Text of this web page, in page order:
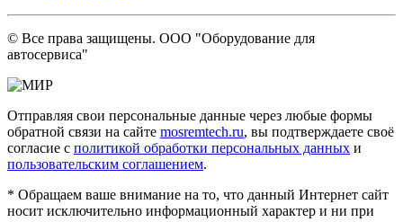
© Все права защищены. ООО "Оборудование для
автосервиса"
Отправляя свои персональные данные через любые формы
обратной связи на сайте mosremtech.ru, вы подтверждаете своё
согласие с политикой обработки персональных данных и
пользовательским соглашением.
* Обращаем ваше внимание на то, что данный Интернет сайт
носит исключительно информационный характер и ни при